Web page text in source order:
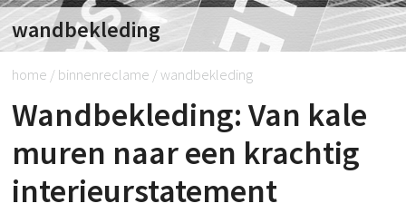
wandbekleding
home / binnenreclame /wandbekleding
Wandbekleding: Van kale
muren naar een krachtig
interieurstatement